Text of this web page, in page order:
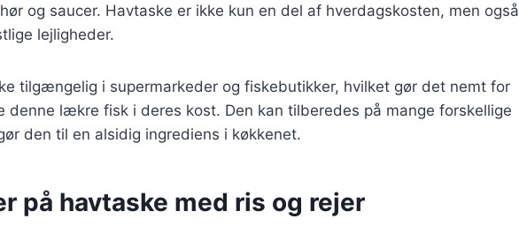
og saucer. Havtaske er ikke kun en del af hverdagskosten, men også
lejligheder.
tilgængelig i supermarkeder og fiskebutikker, hvilket gør det nemt for
denne lækre fisk i deres kost. Den kan tilberedes på mange forskellige
den til en alsidig ingrediens i køkkenet.
på havtaske med ris og rejer